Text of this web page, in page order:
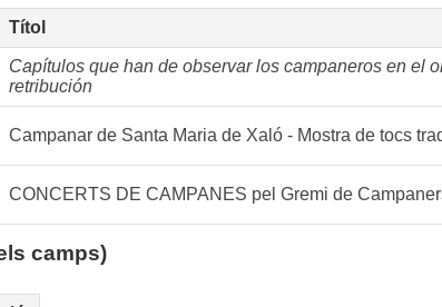
Títol
Capítulos que han de observar los campaneros en el
retribución
Campanar de Santa Maria de Xaló - Mostra de tocs
CONCERTS DE CAMPANES pel Gremi de
camps)